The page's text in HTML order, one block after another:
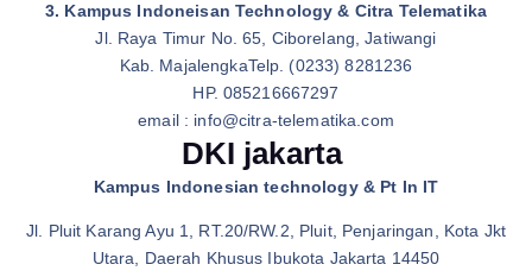
3. Kampus Indoneisan Technology & Citra Telematika
Jl. Raya Timur No. 65, Ciborelang, Jatiwangi
Kab. MajalengkaTelp. (0233) 8281236
HP. 085216667297
email : info@citra-telematika.com
DKI jakarta
Kampus Indonesian technology & Pt In IT
Jl. Pluit Karang Ayu 1, RT.20/RW.2, Pluit, Penjaringan, Kota Jkt
Utara, Daerah Khusus Ibukota Jakarta 14450